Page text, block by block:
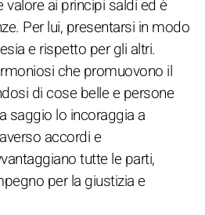
ai principi saldi ed è
Per lui, presentarsi in modo
e rispetto per gli altri.
che promuovono il
di cose belle e persone
saggio lo incoraggia a
accordi e
tutte le parti,
per la giustizia e